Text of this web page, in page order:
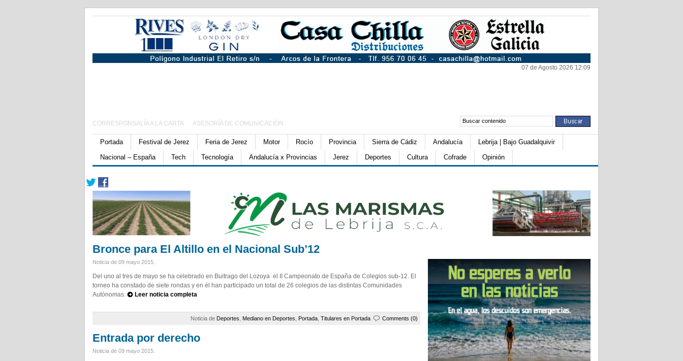
07 de Agosto 2026 12:09
CORRESPONSALÍA A LA CARTA ASESORÍA DE COMUNICACIÓN
Portada Festival de Jerez Feria de Jerez Motor Rocío Provincia Sierra de Cádiz Andalucía
Lebrija | Bajo Guadalquivir
Nacional – España
Tech Tecnología Andalucía x Provincias Jerez Deportes Cultura Cofrade Opinión
Bronce para El Altillo en el Nacional Sub’12
Noticia de 09 mayo 2015.
Del uno al tres de mayo se ha celebrado en Buitrago del Lozoya el II Campeonato de España de Colegios sub-12. El
torneo ha constado de siete rondas y en él han participado un total de 26 colegios de las distintas Comunidades
Autónomas.
Leer noticia completa
Noticia de Deportes Mediano en Deportes Portada Titulares en Portada Comments (0)
Entrada por derecho
Noticia de 09 mayo 2015.